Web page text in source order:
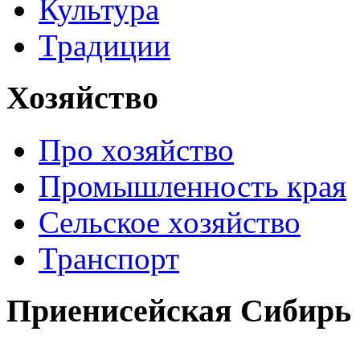
Культура
Традиции
Хозяйство
Про хозяйство
Промышленность края
Сельское хозяйство
Транспорт
Приенисейская Сибирь